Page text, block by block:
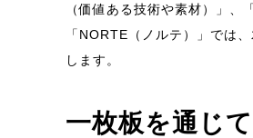
（価値ある技術や素材）」
「NORTE（ノルテ）」では
します。
一枚板を通じ